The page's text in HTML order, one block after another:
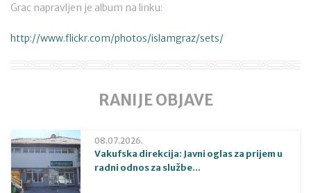
Grac napravljen je album na linku:
http://www.flickr.com/photos/islamgraz/sets/
RANIJE OBJAVE
08.07.2026.
Vakufska direkcija: Javni oglas za prijem u
radni odnos za službe...